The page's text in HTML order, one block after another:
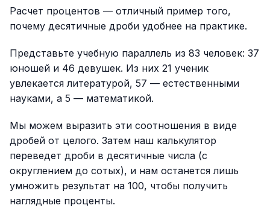
Расчет процентов — отличный пример того,
почему десятичные дроби удобнее на практике.
Представьте учебную параллель из 83 человек: 37
юношей и 46 девушек. Из них 21 ученик
увлекается литературой, 57 — естественными
науками, а 5 — математикой.
Мы можем выразить эти соотношения в виде
дробей от целого. Затем наш калькулятор
переведет дроби в десятичные числа (с
округлением до сотых), и нам останется лишь
умножить результат на 100, чтобы получить
наглядные проценты.